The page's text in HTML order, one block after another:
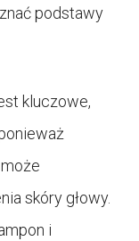
podstawy
kluczowe,
skóry głowy.
i